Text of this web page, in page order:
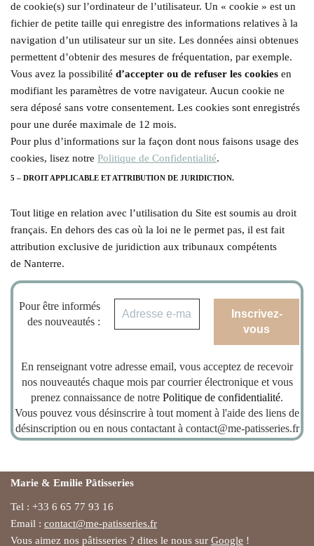
de cookie(s) sur l’ordinateur de l’utilisateur. Un « cookie » est un
fichier de petite taille qui enregistre des informations relatives à la
navigation d’un utilisateur sur un site. Les données ainsi obtenues
permettent d’obtenir des mesures de fréquentation, par exemple.
Vous avez la possibilité d’accepter ou de refuser les cookies en
modifiant les paramètres de votre navigateur. Aucun cookie ne
sera déposé sans votre consentement. Les cookies sont enregistrés
pour une durée maximale de 12 mois.
Pour plus d’informations sur la façon dont nous faisons usage des
cookies, lisez notre Politique de Confidentialité.
5 – DROIT APPLICABLE ET ATTRIBUTION DE JURIDICTION.
Tout litige en relation avec l’utilisation du Site est soumis au droit
français. En dehors des cas où la loi ne le permet pas, il est fait
attribution exclusive de juridiction aux tribunaux compétents
de Nanterre.
Pour être informés
des nouveautés :
En renseignant votre adresse email, vous acceptez de recevoir
nos nouveautés chaque mois par courrier électronique et vous
prenez connaissance de notre Politique de confidentialité.
Vous pouvez vous désinscrire à tout moment à l'aide des liens de
désinscription ou en nous contactant à contact@me-patisseries.fr
Marie & Emilie Pâtisseries
Tel : +33 6 65 77 93 16
Email : contact@me-patisseries.fr
Vous aimez nos pâtisseries ? dites le nous sur Google !